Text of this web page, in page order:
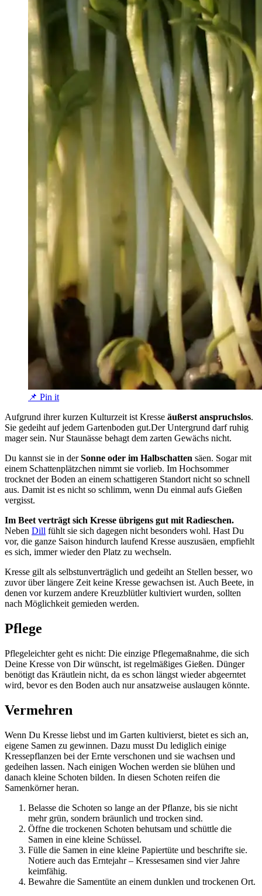
📌 Pin it
Aufgrund ihrer kurzen Kulturzeit ist Kresse äußerst anspruchslos.
Sie gedeiht auf jedem Gartenboden gut.Der Untergrund darf ruhig
mager sein. Nur Staunässe behagt dem zarten Gewächs nicht.
Du kannst sie in derSonne oder im Halbschatten säen. Sogar mit
einem Schattenplätzchen nimmt sie vorlieb. Im Hochsommer
trocknet der Boden an einem schattigeren Standort nicht so schnell
aus. Damit ist es nicht so schlimm, wenn Du einmal aufs Gießen
vergisst.
Im Beet verträgt sich Kresse übrigens gut mit Radieschen.
Neben Dill fühlt sie sich dagegen nicht besonders wohl. Hast Du
vor, die ganze Saison hindurch laufend Kresse auszusäen, empfiehlt
es sich, immer wieder den Platz zu wechseln.
Kresse gilt als selbstunverträglich und gedeiht an Stellen besser, wo
zuvor über längere Zeit keine Kresse gewachsen ist. Auch Beete, in
denen vor kurzem andere Kreuzblütler kultiviert wurden, sollten
nach Möglichkeit gemieden werden.
Pflege
Pflegeleichter geht es nicht: Die einzige Pflegemaßnahme, die sich
Deine Kresse von Dir wünscht, ist regelmäßiges Gießen. Dünger
benötigt das Kräutlein nicht, da es schon längst wieder abgeerntet
wird, bevor es den Boden auch nur ansatzweise auslaugen könnte.
Vermehren
Wenn Du Kresse liebst und im Garten kultivierst, bietet es sich an,
eigene Samen zu gewinnen. Dazu musst Du lediglich einige
Kressepflanzen bei der Ernte verschonen und sie wachsen und
gedeihen lassen. Nach einigen Wochen werden sie blühen und
danach kleine Schoten bilden. In diesen Schoten reifen die
Samenkörner heran.
Belasse die Schoten so lange an der Pflanze, bis sie nicht
mehr grün, sondern bräunlich und trocken sind.
Öffne die trockenen Schoten behutsam und schüttle die
Samen in eine kleine Schüssel.
Fülle die Samen in eine kleine Papiertüte und beschrifte sie.
Notiere auch das Erntejahr – Kressesamen sind vier Jahre
keimfähig.
Bewahre die Samentüte an einem dunklen und trockenen Ort.